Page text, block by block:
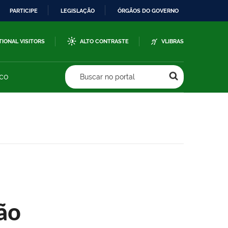
PARTICIPE LEGISLAÇÃO ÓRGÃOS DO GOVERNO
VISITORS ALTO CONTRASTE VLIBRAS
Buscar no portal